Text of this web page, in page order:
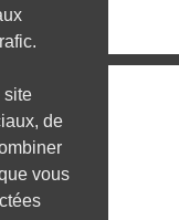
site
de
vous